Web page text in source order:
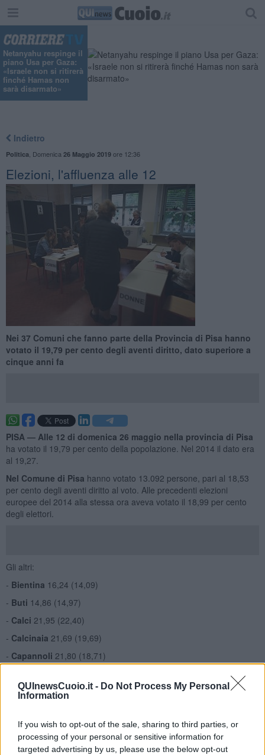
QUInewsCuoio.it - Do Not Process My Personal
Information
If you wish to opt-out of the sale, sharing to third parties, or
processing of your personal or sensitive information for
targeted advertising by us, please use the below opt-out
Netanyahu respinge il
piano Usa per Gaza:
«Israele non si ritirerà
finché Hamas non
sarà disarmato»
Indietro
Politica Domenica 26 Maggio 2019ore 12:36
Elezioni, l'affluenza alle 12
Nei 37 Comuni che fanno parte della Provincia di Pisa hanno
votato il 19,79 per cento degli aventi diritto, dato superiore a
cinque anni fa
PISA — Alle 12 di domenica 26 maggio nella provincia di Pisa
ha votato il 19,79 per cento della popolazione. Nel 2014 il dato era
al 19,27.
Nel Comune di Pisa hanno votato 13.092 persone, pari al 18,53
per cento degli aventi diritto al voto. Alle precedenti elezioni
europee del 2014 alla stessa ora aveva votato il 18,99 per cento
degli elettori.
Gli altri:
- Bientina 16,24 (14,09)
- Buti 14,86 (14,97)
- Calci 21,95 (22,40)
- Calcinaia 21,69 (19,69)
- Capannoli 21,80 (18,71)
Casciana Terme Lari17,95 (18,28)
Castelfranco di Sotto21,04 (19,71)
Castellina Marittima 16,90 (18,26)